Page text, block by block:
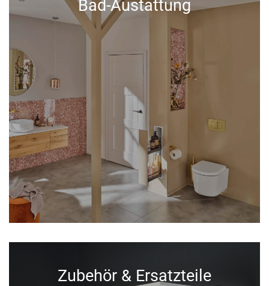
Bad-Austattung
Zubehör & Ersatzteile